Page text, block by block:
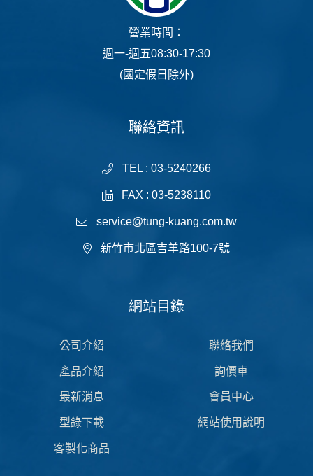
營業時間：
週一-週五08:30-17:30
(國定假日除外)
聯絡資訊
TEL : 03-5240266
FAX : 03-5238110
service@tung-kuang.com.tw
新竹市北區吉羊路100-7號
網站目錄
公司介紹
產品介紹
最新消息
型錄下載
客製化商品
聯絡我們
詢價車
會員中心
網站使用說明